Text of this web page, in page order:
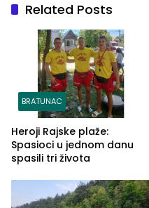
Related Posts
BRATUNAC
Heroji Rajske plaže:
Spasioci u jednom danu
spasili tri života